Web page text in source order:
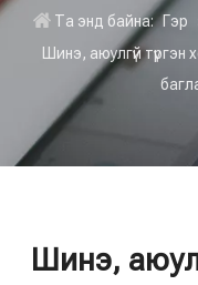
Та энд байна: Гэр
Шинэ, аюулгүй
Шинэ,